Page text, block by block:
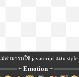
สามารถใช้ javascript และ style
+ Emotion+